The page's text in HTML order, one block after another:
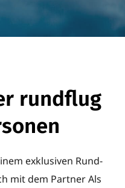
rund­flug
exklu­siven Rund­
mit dem Partner Als